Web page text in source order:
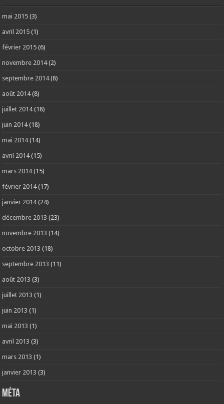
mai 2015 (3)
avril 2015 (1)
février 2015 (6)
novembre 2014(2)
septembre 2014(8)
août 2014(8)
juillet 2014(18)
juin 2014(18)
mai 2014(14)
avril 2014(15)
mars 2014(15)
février 2014(17)
janvier 2014(24)
décembre 2013 (23)
novembre 2013 (14)
octobre 2013 (18)
septembre 2013 (11)
août 2013 (3)
juillet 2013 (1)
juin 2013 (1)
mai 2013 (1)
avril 2013 (3)
mars 2013 (1)
janvier 2013 (3)
Méta